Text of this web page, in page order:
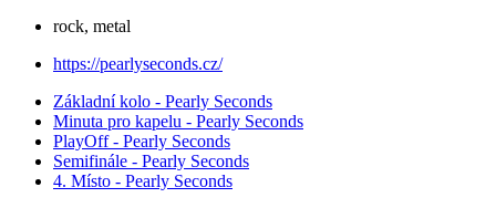
rock, metal
https://pearlyseconds.cz/
Základní kolo - Pearly Seconds
Minuta pro kapelu - Pearly Seconds
PlayOff - Pearly Seconds
Semifinále - Pearly Seconds
4. Místo - Pearly Seconds